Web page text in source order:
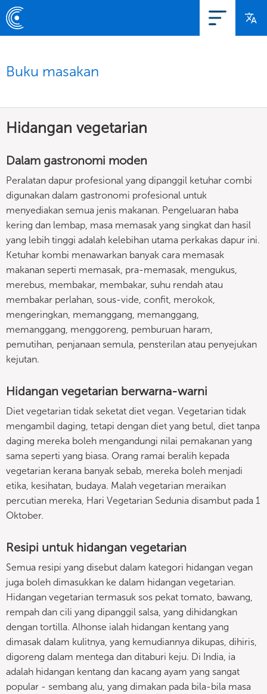
Buku masakan
Hidangan vegetarian
Dalam gastronomi moden
Peralatan dapur profesional yang dipanggil ketuhar combi
digunakan dalam gastronomi profesional untuk
menyediakan semua jenis makanan. Pengeluaran haba
kering dan lembap, masa memasak yang singkat dan hasil
yang lebih tinggi adalah kelebihan utama perkakas dapur ini.
Ketuhar kombi menawarkan banyak cara memasak
makanan seperti memasak, pra-memasak, mengukus,
merebus, membakar, membakar, suhu rendah atau
membakar perlahan, sous-vide, confit, merokok,
mengeringkan, memanggang, memanggang,
memanggang, menggoreng, pemburuan haram,
pemutihan, penjanaan semula, pensterilan atau penyejukan
kejutan.
Hidangan vegetarian berwarna-warni
Diet vegetarian tidak seketat diet vegan. Vegetarian tidak
mengambil daging, tetapi dengan diet yang betul, diet tanpa
daging mereka boleh mengandungi nilai pemakanan yang
sama seperti yang biasa. Orang ramai beralih kepada
vegetarian kerana banyak sebab, mereka boleh menjadi
etika, kesihatan, budaya. Malah vegetarian meraikan
percutian mereka, Hari Vegetarian Sedunia disambut pada 1
Oktober.
Resipi untuk hidangan vegetarian
Semua resipi yang disebut dalam kategori hidangan vegan
juga boleh dimasukkan ke dalam hidangan vegetarian.
Hidangan vegetarian termasuk sos pekat tomato, bawang,
rempah dan cili yang dipanggil salsa, yang dihidangkan
dengan tortilla. Alhonse ialah hidangan kentang yang
dimasak dalam kulitnya, yang kemudiannya dikupas, dihiris,
digoreng dalam mentega dan ditaburi keju. Di India, ia
adalah hidangan kentang dan kacang ayam yang sangat
popular - sembang alu, yang dimakan pada bila-bila masa